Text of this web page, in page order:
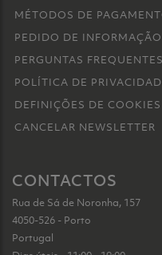
MÉTODOS DE
PEDIDO DE INFORMAÇÃO
PERGUNTAS FREQUENTES
POLÍTICA DE
DEFINIÇÕES DE COOKIES
CANCELAR NEWSLETTER
CONTACTOS
Rua de Sá de Noronha, 157
4050-526 - Porto
Portugal